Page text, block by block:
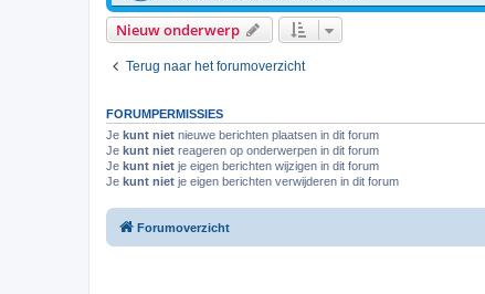
Nieuw onderwerp
Terug naar het forumoverzicht
FORUMPERMISSIES
Je kunt niet nieuwe berichten plaatsen in dit forum
Je kunt niet reageren op onderwerpen in dit forum
Je kunt niet je eigen berichten wijzigen in dit forum
Je kunt niet je eigen berichten verwijderen in dit forum
Forumoverzicht